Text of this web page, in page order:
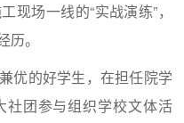
现场一线的“实战演练”，
。
优的好学生，在担任院学
社团参与组织学校文体活